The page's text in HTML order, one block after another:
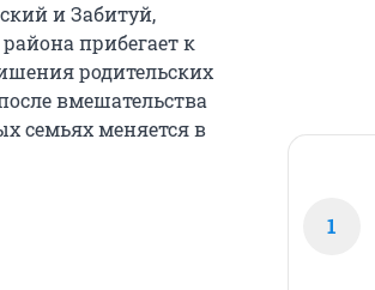
и Забитуй,
прибегает к
родительских
вмешательства
семьях меняется в
1